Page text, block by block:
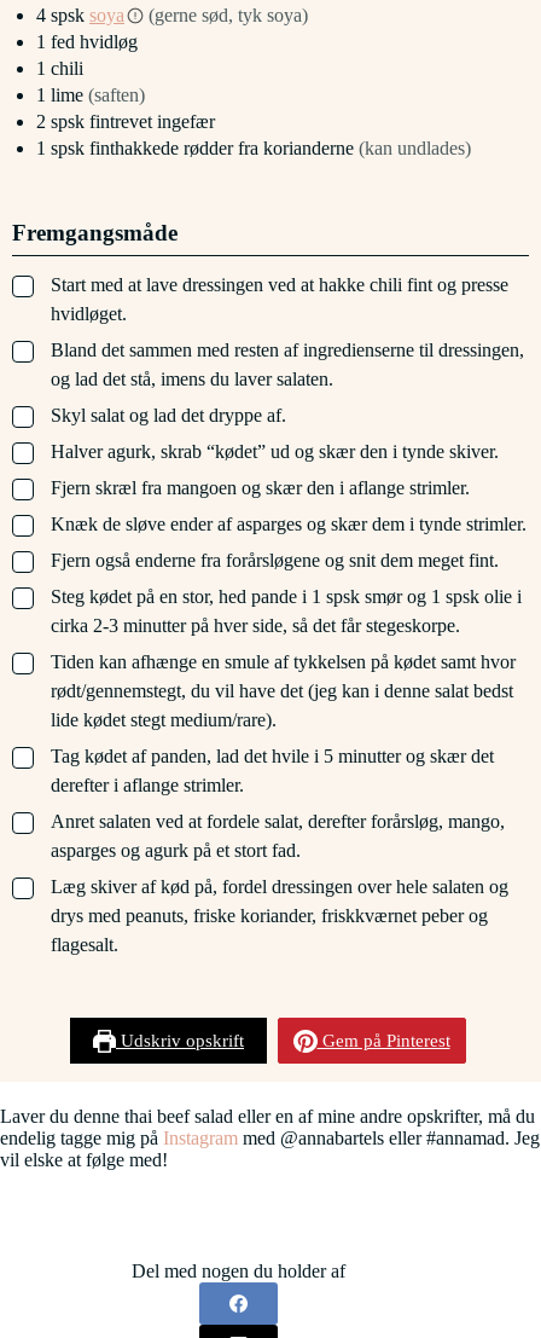
4 spsk soya
(gerne sød, tyk soya)
1 fed hvidløg
1 chili
1 lime (saften)
2 spsk fintrevet ingefær
1 spsk finthakkede rødder fra korianderne (kan undlades)
Fremgangsmåde
▢
Start med at lave dressingen ved at hakke chili fint og presse
hvidløget.
▢
Bland det sammen med resten af ingredienserne til dressingen,
og lad det stå, imens du laver salaten.
▢
Skyl salat og lad det dryppe af.
▢
Halver agurk, skrab “kødet” ud og skær den i tynde skiver.
▢
Fjern skræl fra mangoen og skær den i aflange strimler.
▢
Knæk de sløve ender af asparges og skær dem i tynde strimler.
▢
Fjern også enderne fra forårsløgene og snit dem meget fint.
▢
Steg kødet på en stor, hed pande i 1 spsk smør og 1 spsk olie i
cirka 2-3 minutter på hver side, så det får stegeskorpe.
▢
Tiden kan afhænge en smule af tykkelsen på kødet samt hvor
rødt/gennemstegt, du vil have det (jeg kan i denne salat bedst
lide kødet stegt medium/rare).
▢
Tag kødet af panden, lad det hvile i 5 minutter og skær det
derefter i aflange strimler.
▢
Anret salaten ved at fordele salat, derefter forårsløg, mango,
asparges og agurk på et stort fad.
▢
Læg skiver af kød på, fordel dressingen over hele salaten og
drys med peanuts, friske koriander, friskkværnet peber og
flagesalt.
Udskriv opskrift Gem på Pinterest
Laver du denne thai beef salad eller en af mine andre opskrifter, må du
endelig tagge mig på Instagram med @annabartels eller #annamad. Jeg
vil elske at følge med!
Del med nogen du holder af